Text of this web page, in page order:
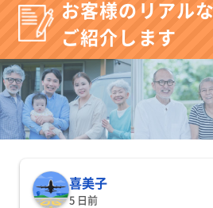
お客様のリアル
ご紹介します
喜美子
5 日前